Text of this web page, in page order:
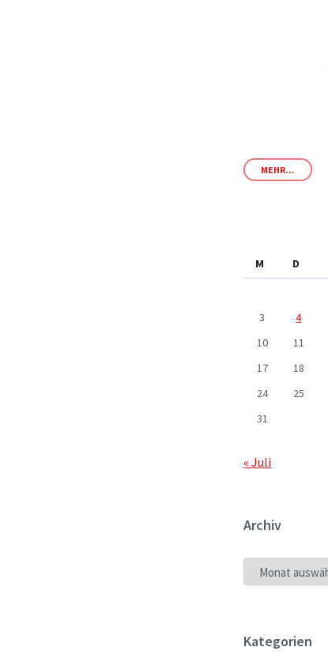
MEHR...
M
D
3
4
10
11
17
18
24
25
31
« Juli
Archiv
ARCHIV
Kategorien